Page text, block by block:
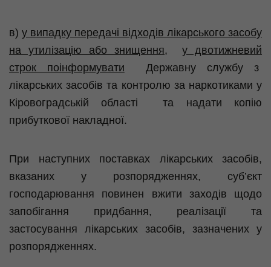
в) у випадку передачі відходів лікарського засобу
на утилізацію або знищення,
у двотижневий
строк поінформувати Державну службу з
лікарських засобів та контролю за наркотиками у
Кіровоградській області та надати копію
прибуткової накладної.
При наступних поставках лікарських засобів,
вказаних у розпорядженнях, суб’єкт
господарювання повинен вжити заходів щодо
запобігання придбання, реалізації та
застосування лікарських засобів, зазначених у
розпорядженнях.